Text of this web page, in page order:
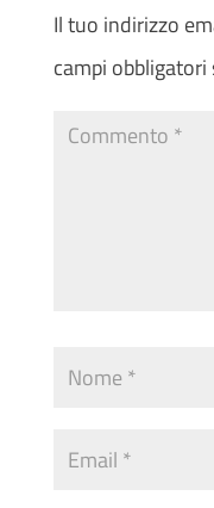
Il tuo indirizzo
campi